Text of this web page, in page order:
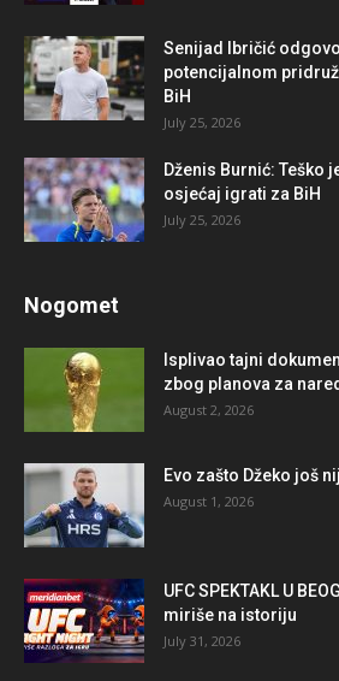
Senijad Ibričić
potencijalnom
BiH
July 25, 2026
Dženis Burnić: Teško
osjećaj igrati za BiH
July 25, 2026
Nogomet
Isplivao tajni
zbog planova za
August 2, 2026
Evo zašto Džeko još
August 1, 2026
UFC SPEKTAKL U
miriše na istoriju
July 31, 2026